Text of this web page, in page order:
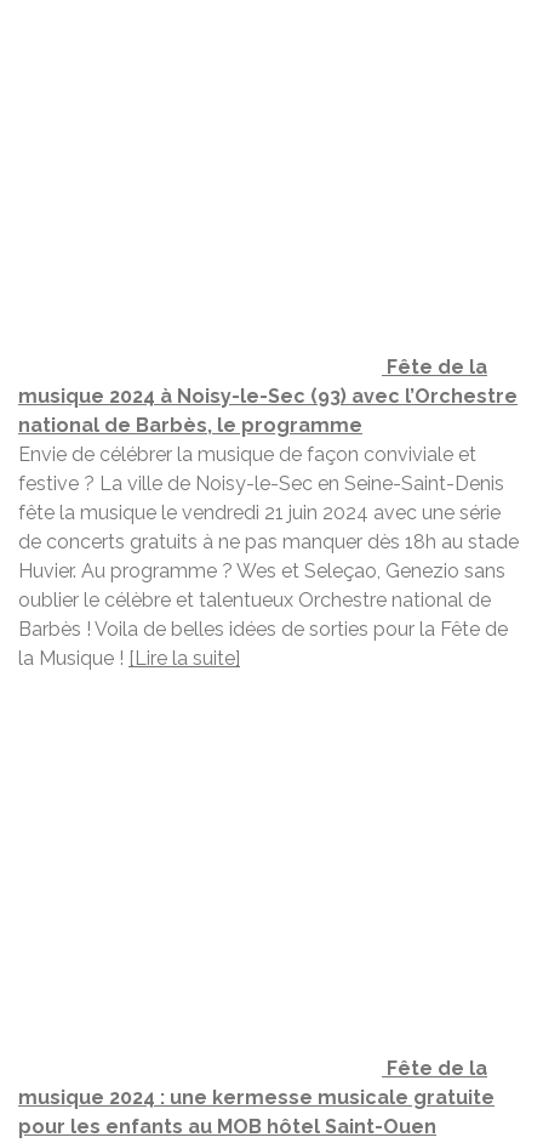
Fête de la
musique 2024 à Noisy-le-Sec (93) avec l’Orchestre
national de Barbès, le programme
Envie de célébrer la musique de façon conviviale et
festive ? La ville de Noisy-le-Sec en Seine-Saint-Denis
fête la musique le vendredi 21 juin 2024 avec une série
de concerts gratuits à ne pas manquer dès 18h au stade
Huvier. Au programme ? Wes et Seleçao, Genezio sans
oublier le célèbre et talentueux Orchestre national de
Barbès ! Voila de belles idées de sorties pour la Fête de
la Musique ! [Lire la suite]
Fête de la
musique 2024 : une kermesse musicale gratuite
pour les enfants au MOB hôtel Saint-Ouen